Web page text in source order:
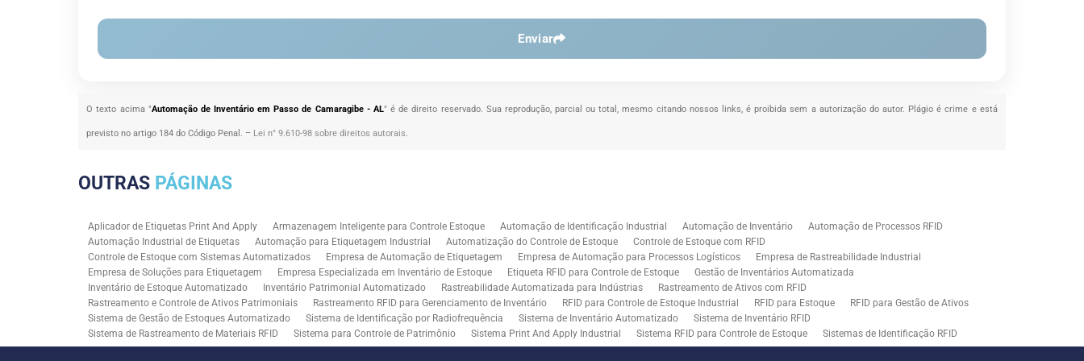
Enviar
O texto acima "Automação de Inventário em Passo de Camaragibe - AL" é de direito reservado. Sua reprodução, parcial ou total, mesmo citando nossos links, é proibida sem a autorização do autor. Plágio é crime e está
previsto no artigo 184 do Código Penal. – Lei n° 9.610-98 sobre direitos autorais.
OUTRAS PÁGINAS
Aplicador de Etiquetas Print And Apply Armazenagem Inteligente para Controle Estoque Automação de Identificação Industrial Automação de Inventário
Automação de Processos RFID
Automação Industrial de Etiquetas
Automação para Etiquetagem Industrial Automatização do Controle de Estoque
Controle de Estoque com RFID
Controle de Estoque com Sistemas Automatizados
Empresa de Automação de Etiquetagem Empresa de Automação para Processos Logísticos
Empresa de Rastreabilidade Industrial
Empresa de Soluções para Etiquetagem
Empresa Especializada em Inventário de Estoque Etiqueta RFID para Controle de Estoque
Gestão de Inventários Automatizada
Inventário de Estoque Automatizado
Inventário Patrimonial Automatizado Rastreabilidade Automatizada para Indústrias
Rastreamento de Ativos com RFID
Rastreamento e Controle de Ativos Patrimoniais
Rastreamento RFID para Gerenciamento de Inventário RFID para Controle de Estoque Industrial RFID para Estoque
RFID para Gestão de Ativos
Sistema de Gestão de Estoques Automatizado
Sistema de Identificação por Radiofrequência Sistema de Inventário Automatizado
Sistema de Inventário RFID
Sistema de Rastreamento de Materiais RFID
Sistema para Controle de Patrimônio Sistema Print And Apply Industrial Sistema RFID para Controle de Estoque
Sistemas de Identificação RFID
Solução RFID para Controle Patrimonial Industrial
Solução RFID para Indústria Soluções de Impressão e Aplicação de Etiquetas
Soluções em Rastreamento RFID